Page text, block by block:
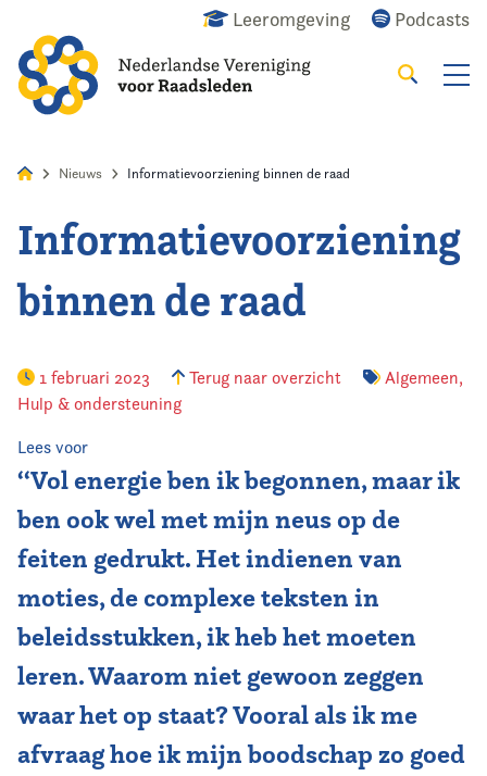
Leeromgeving Podcasts
Zoeken
Home
Agenda
Opleiding
Kennis & Informatie
Vereniging
Contact
Nieuws Informatievoorziening binnen de raad
Informatievoorziening
binnen de raad
1 februari 2023 Terug naar overzicht Algemeen,
Hulp & ondersteuning
Lees voor
‘‘Vol energie ben ik begonnen, maar ik
ben ook wel met mijn neus op de
feiten gedrukt. Het indienen van
moties, de complexe teksten in
beleidsstukken, ik heb het moeten
leren. Waarom niet gewoon zeggen
waar het op staat? Vooral als ik me
afvraag hoe ik mijn boodschap zo goed